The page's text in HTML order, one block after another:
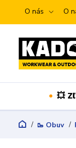
O nás O
💥
🥾 Obuv